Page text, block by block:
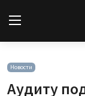
Новости
Аудиту